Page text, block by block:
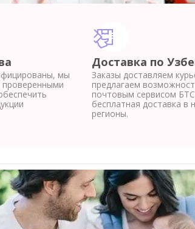
мы
проверенными
Доставка по
Заказы доставляем
предлагаем
почтовым сервисом
бесплатная доставка в
регионы.